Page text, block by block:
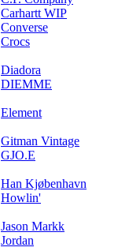
Carhartt WIP
Converse
Crocs
Diadora
DIEMME
Element
Gitman Vintage
GJO.E
Han Kjøbenhavn
Howlin'
Jason Markk
Jordan